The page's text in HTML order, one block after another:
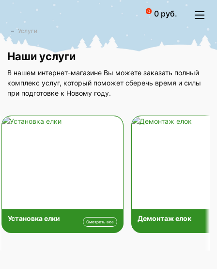
0 0 руб.
Услуги
Наши услуги
В нашем интернет-магазине Вы можете заказать полный
комплекс услуг, который поможет сберечь время и силы
при подготовке к Новому году.
Установка елки Смотреть все Демонтаж елок